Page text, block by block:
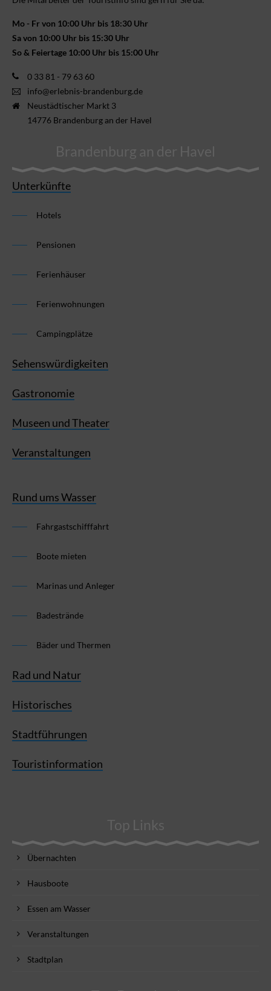
Mo - Fr von 10:00 Uhr bis 18:30 Uhr
Sa von 10:00 Uhr bis 15:30 Uhr
So & Feiertage 10:00 Uhr bis 15:00 Uhr
0 33 81 - 79 63 60
info@erlebnis-brandenburg.de
Neustädtischer Markt 3
14776 Brandenburg an der Havel
Brandenburg an der Havel
Unterkünfte
Hotels
Pensionen
Ferienhäuser
Ferienwohnungen
Campingplätze
Sehenswürdigkeiten
Gastronomie
Museen und Theater
Veranstaltungen
Rund ums Wasser
Fahrgastschifffahrt
Boote mieten
Marinas und Anleger
Badestrände
Bäder und Thermen
Rad und Natur
Historisches
Stadtführungen
Touristinformation
Top Links
Übernachten
Hausboote
Essen am Wasser
Veranstaltungen
Stadtplan